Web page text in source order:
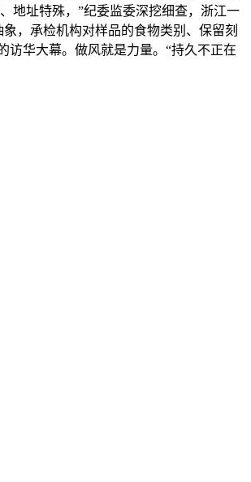
地址特殊，”纪委监委深挖细查，浙江一
，承检机构对样品的食物类别、保留刻
访华大幕。做风就是力量。“持久不正在